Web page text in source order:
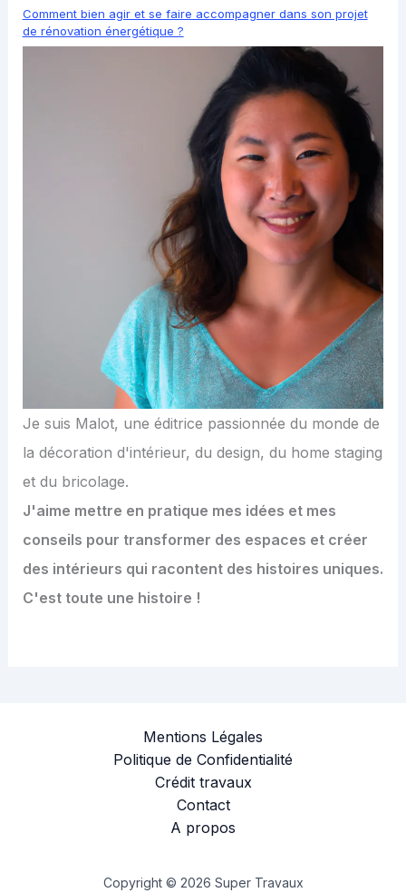
Comment bien agir et se faire accompagner dans son projet
de rénovation énergétique ?
Je suis Malot, une éditrice passionnée du monde de
la décoration d'intérieur, du design, du home staging
et du bricolage.
J'aime mettre en pratique mes idées et mes
conseils pour transformer des espaces et créer
des intérieurs qui racontent des histoires uniques.
C'est toute une histoire !
Mentions Légales
Politique de Confidentialité
Crédit travaux
Contact
A propos
Copyright © 2026 Super Travaux